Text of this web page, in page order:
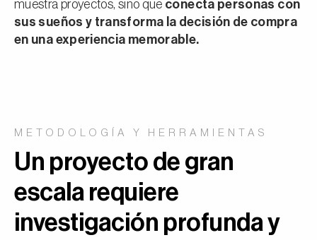
muestra proyectos, sino que conecta personas con
sus sueños y transforma la decisión de compra
en una experiencia memorable.
METODOLOGÍA Y HERRAMIENTAS
Un proyecto de gran
escala requiere
investigación profunda y